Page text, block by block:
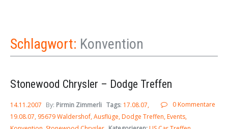
Schlagwort: Konvention
Stonewood Chrysler – Dodge Treffen
0 Kommentare
14.11.2007 By: Pirmin Zimmerli Tags: 17.08.07
19.08.07 95679 Waldershof Ausflüge Dodge Treffen Events